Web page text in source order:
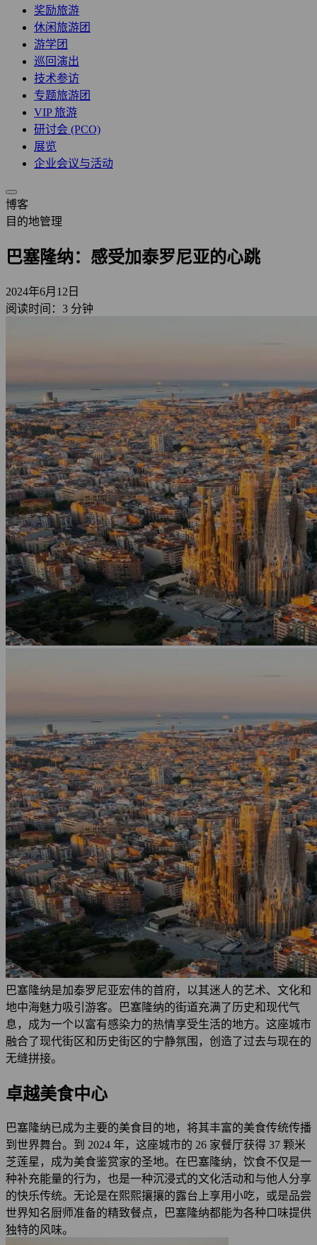
奖励旅游
休闲旅游团
游学团
巡回演出
技术参访
专题旅游团
VIP 旅游
研讨会 (PCO)
展览
企业会议与活动
博客
目的地管理
巴塞隆纳：感受加泰罗尼亚的心跳
2024年6月12日
阅读时间：3 分钟
巴塞隆纳是加泰罗尼亚宏伟的首府，以其迷人的艺术、文化和
地中海魅力吸引游客。巴塞隆纳的街道充满了历史和现代气
息，成为一个以富有感染力的热情享受生活的地方。这座城市
融合了现代街区和历史街区的宁静氛围，创造了过去与现在的
无缝拼接。
卓越美食中心
巴塞隆纳已成为主要的美食目的地，将其丰富的美食传统传播
到世界舞台。到 2024 年，这座城市的 26 家餐厅获得 37 颗米
芝莲星，成为美食鉴赏家的圣地。在巴塞隆纳，饮食不仅是一
种补充能量的行为，也是一种沉浸式的文化活动和与他人分享
的快乐传统。无论是在熙熙攘攘的露台上享用小吃，或是品尝
世界知名厨师准备的精致餐点，巴塞隆纳都能为各种口味提供
独特的风味。